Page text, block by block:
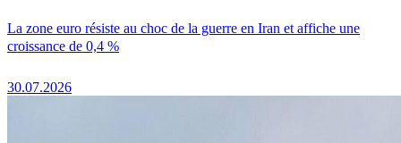
La zone euro résiste au choc de la guerre en Iran et affiche une
croissance de 0,4 %
30.07.2026